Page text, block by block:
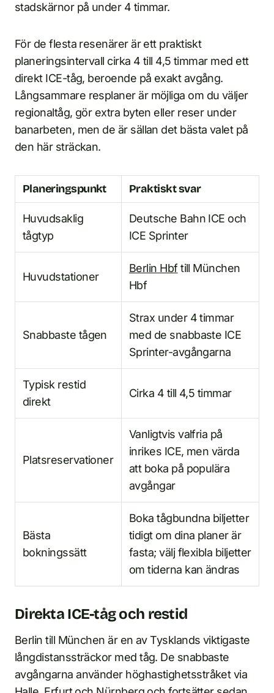
stadskärnor på under 4 timmar.
För de flesta resenärer är ett praktiskt
planeringsintervall cirka 4 till 4,5 timmar med ett
direkt ICE-tåg, beroende på exakt avgång.
Långsammare resplaner är möjliga om du väljer
regionaltåg, gör extra byten eller reser under
banarbeten, men de är sällan det bästa valet på
den här sträckan.
Planeringspunkt Praktiskt svar
Huvudsaklig
tågtyp
Deutsche Bahn ICE och
ICE Sprinter
Huvudstationer
Berlin Hbftill München
Hbf
Snabbaste tågen
Strax under 4 timmar
med de snabbaste ICE
Sprinter-avgångarna
Typisk restid
direkt
Cirka 4 till 4,5 timmar
Platsreservationer
Vanligtvis valfria på
inrikes ICE, men värda
att boka på populära
avgångar
Bästa
bokningssätt
Boka tågbundna biljetter
tidigt om dina planer är
fasta; välj flexibla biljetter
om tiderna kan ändras
Direkta ICE-tåg och restid
Berlin till München är en av Tysklands viktigaste
långdistanssträckor med tåg. De snabbaste
avgångarna använder höghastighetsstråket via